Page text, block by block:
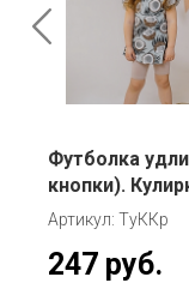
Футболка
кнопки).
Артикул: ТуККр
247 руб.